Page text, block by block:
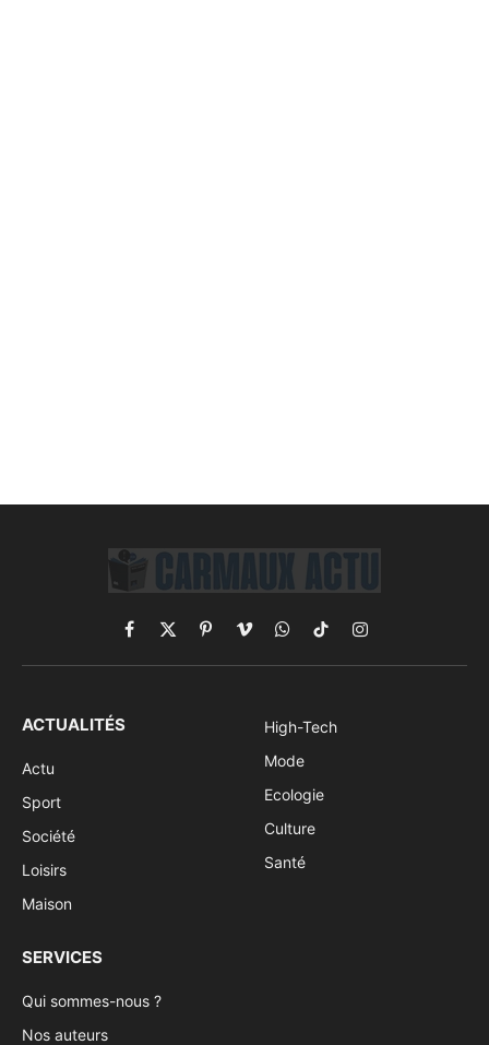
Facebook
X
(Twitter)
PinterestVimeoWhatsApp
TikTokInstagram
ACTUALITÉS
Actu
Sport
Société
Loisirs
Maison
High-Tech
Mode
Ecologie
Culture
Santé
SERVICES
Qui sommes-nous ?
Nos auteurs